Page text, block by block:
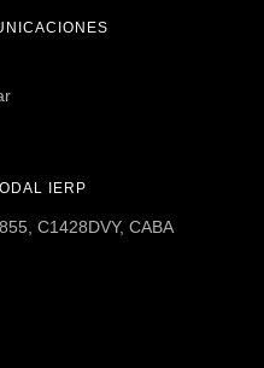
IERP
C1428DVY, CABA